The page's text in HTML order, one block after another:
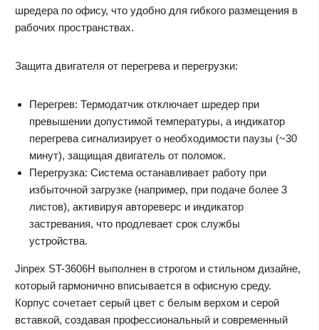
шредера по офису, что удобно для гибкого размещения в
рабочих пространствах.
Защита двигателя от перегрева и перегрузки:
Перегрев: Термодатчик отключает шредер при
превышении допустимой температуры, а индикатор
перегрева сигнализирует о необходимости паузы (~30
минут), защищая двигатель от поломок.
Перегрузка: Система останавливает работу при
избыточной загрузке (например, при подаче более 3
листов), активируя автореверс и индикатор
застревания, что продлевает срок службы
устройства.
Jinpex ST-3606H выполнен в строгом и стильном дизайне,
который гармонично вписывается в офисную среду.
Корпус сочетает серый цвет с белым верхом и серой
вставкой, создавая профессиональный и современный